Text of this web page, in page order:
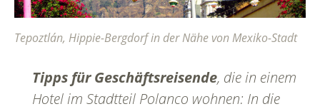
Tepoztlán, Hippie-Bergdorf in der Nähe von Mexiko-Stadt
Tipps für Geschäftsreisende, die in einem
Hotel im Stadtteil Polanco wohnen: In die